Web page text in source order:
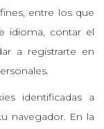
entre los que
idioma, contar el
a registrarte en
identificadas a
navegador. En la